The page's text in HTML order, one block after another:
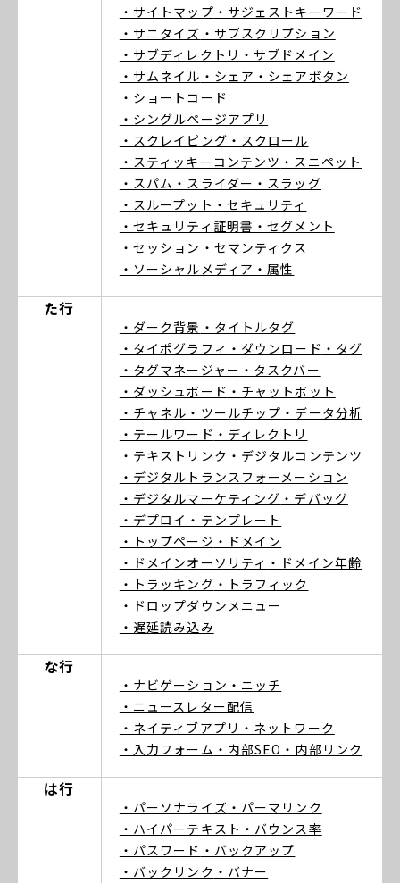
・サイトマップ ・サジェストキーワード
・サニタイズ ・サブスクリプション
・サブディレクトリ ・サブドメイン
・サムネイル ・シェア ・シェアボタン
・ショートコード
・シングルページアプリ
・スクレイピング ・スクロール
・スティッキーコンテンツ ・スニペット
・スパム ・スライダー ・スラッグ
・スループット ・セキュリティ
・セキュリティ証明書 ・セグメント
・セッション ・セマンティクス
・ソーシャルメディア ・属性
た行
・ダーク背景 ・タイトルタグ
・タイポグラフィ ・ダウンロード ・タグ
・タグマネージャー ・タスクバー
・ダッシュボード ・チャットボット
・チャネル ・ツールチップ ・データ分析
・テールワード ・ディレクトリ
・テキストリンク ・デジタルコンテンツ
・デジタルトランスフォーメーション
・デジタルマーケティング ・デバッグ
・デプロイ ・テンプレート
・トップページ ・ドメイン
・ドメインオーソリティ ・ドメイン年齢
・トラッキング ・トラフィック
・ドロップダウンメニュー
・遅延読み込み
な行
・ナビゲーション ・ニッチ
・ニュースレター配信
・ネイティブアプリ ・ネットワーク
・入力フォーム ・内部SEO ・内部リンク
は行
・パーソナライズ ・パーマリンク
・ハイパーテキスト ・バウンス率
・パスワード ・バックアップ
・バックリンク ・バナー